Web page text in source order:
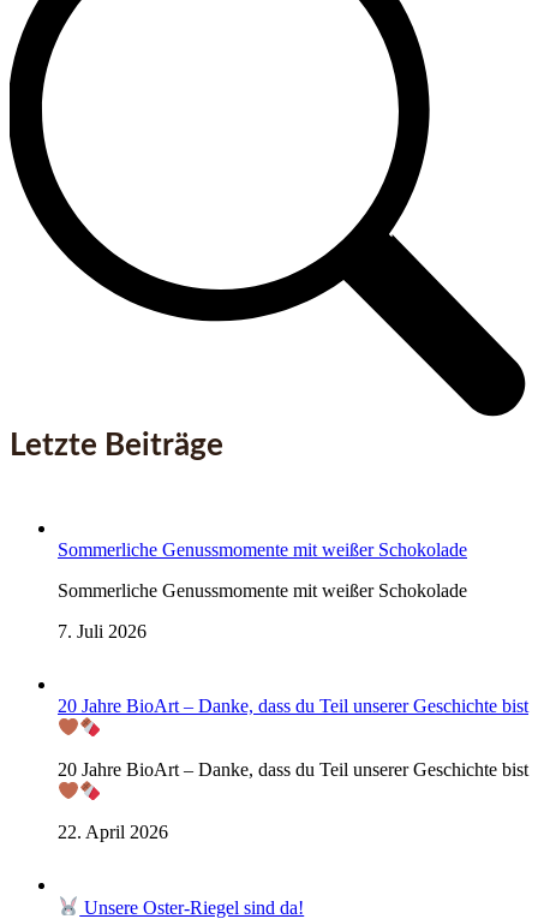
Letzte Beiträge
Sommerliche Genussmomente mit weißer Schokolade
Sommerliche Genussmomente mit weißer Schokolade
7. Juli 2026
20 Jahre BioArt – Danke, dass du Teil unserer Geschichte bist
20 Jahre BioArt – Danke, dass du Teil unserer Geschichte bist
22. April 2026
Unsere Oster-Riegel sind da!